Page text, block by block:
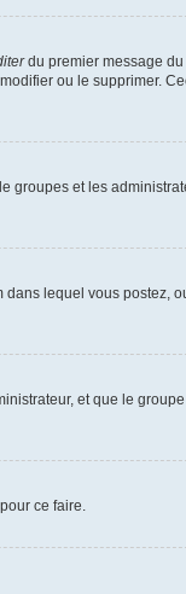
du premier message du
ou le supprimer.
groupes et les
dans lequel vous postez,
et que le
ce faire.